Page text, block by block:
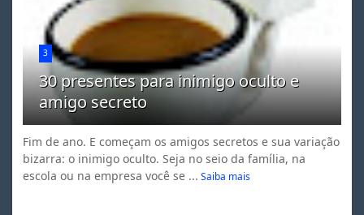
3
30 presentes para inimigo oculto e
amigo secreto
Fim de ano. E começam os amigos secretos e sua variação
bizarra: o inimigo oculto. Seja no seio da família, na
escola ou na empresa você se ... Saiba mais